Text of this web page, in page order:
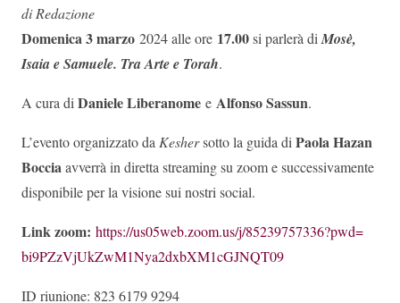
di Redazione
Domenica 3 marzo 2024 alle ore 17.00si parlerà diMosè,
Isaia e Samuele. Tra Arte e Torah.
A cura diDaniele Liberanome e Alfonso Sassun.
L’evento organizzato daKeshersotto la guida diPaola Hazan
Bocciaavverrà in diretta streaming su zoom e successivamente
disponibile per la visione sui nostri social.
Link zoom: https://us05web.zoom.us/j/85239757336?pwd=
bi9PZzVjUkZwM1Nya2dxbXM1cGJNQT09
ID riunione: 823 6179 9294